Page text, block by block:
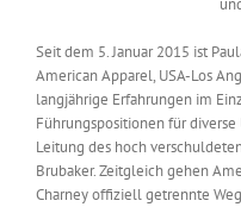
Unternehmen
Interviews
Seit dem 5. Januar 2015 ist
American Apparel, USA-Los
langjährige Erfahrungen im
Führungspositionen für
Leitung des hoch
Brubaker. Zeitgleich gehen
Charney offiziell getrennte